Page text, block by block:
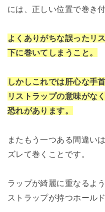
には、正しい位置で巻き
よくありがちな誤ったリ
下に巻いてしまうこと。
しかしこれでは肝心な手
リストラップの意味がな
恐れがあります。
またもう一つある間違い
ズレて巻くことです。
ラップが綺麗に重なるよ
ストラップが持つホール